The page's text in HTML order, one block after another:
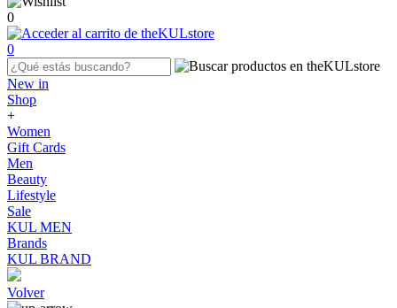
0
0
New in
Shop
+
Women
Gift Cards
Men
Beauty
Lifestyle
Sale
KUL MEN
Brands
KUL BRAND
Volver